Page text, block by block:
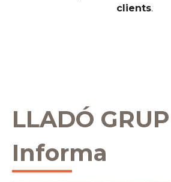
clients.
LLADÓ GRUP
Informa